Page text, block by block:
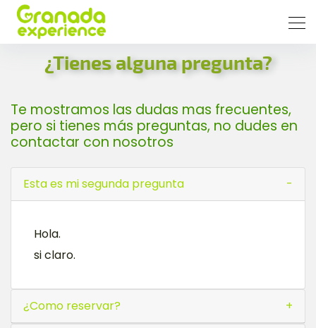
¿Tienes alguna pregunta?
Te mostramos las dudas mas frecuentes,
pero si tienes más preguntas, no dudes en
contactar con nosotros
Esta es mi segunda pregunta
Hola.
si claro.
¿Como reservar?